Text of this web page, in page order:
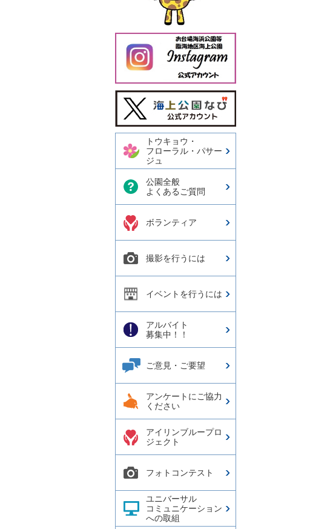
今日の東京港埠頭㈱【公式
X】
トウキョウ・
フローラル・パサー
ジュ
公園全般
よくあるご質問
ボランティア
撮影を行うには
イベントを行うには
アルバイト
募集中！！
ご意見・ご要望
アンケートにご協力
ください
アイリンブループロ
ジェクト
フォトコンテスト
ユニバーサル
コミュニケーション
への取組